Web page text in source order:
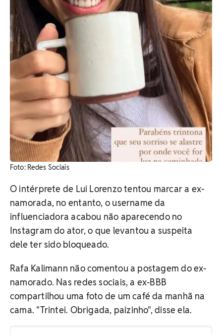
Foto: Redes Sociais
O intérprete de Lui Lorenzo tentou marcar a ex-
namorada, no entanto, o username da
influenciadora acabou não aparecendo no
Instagram do ator, o que levantou a suspeita
dele ter sido bloqueado.
Rafa Kalimann não comentou a postagem do ex-
namorado. Nas redes sociais, a ex-BBB
compartilhou uma foto de um café da manhã na
cama. "Trintei. Obrigada, paizinho", disse ela.